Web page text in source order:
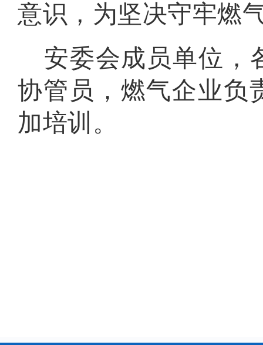
意识，为坚决守牢燃
安委会成员单位，
协管员，燃气企业负
加培训。